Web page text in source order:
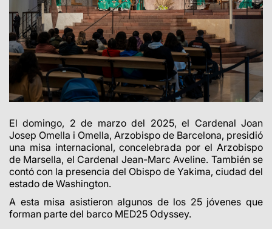
El domingo, 2 de marzo del 2025, el Cardenal Joan
Josep Omella i Omella, Arzobispo de Barcelona, presidió
una misa internacional, concelebrada por el Arzobispo
de Marsella, el Cardenal Jean-Marc Aveline. También se
contó con la presencia del Obispo de Yakima, ciudad del
estado de Washington.
A esta misa asistieron algunos de los 25 jóvenes que
forman parte del barco MED25 Odyssey.